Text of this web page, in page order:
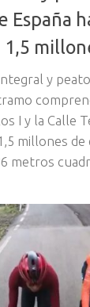
España
y
I y la Calle
millones de
metros